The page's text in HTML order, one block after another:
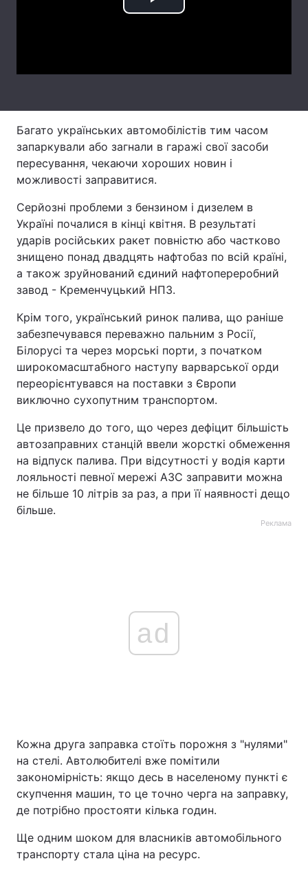
Здоров'я Туризм
Цікавинки Погода
Екологія
Лонгріди
Відео з Youtube Статті
Інтерв'ю Думки
Контакти
Послуги
Тема оформлення
Play
Багато українських автомобілістів тим часом
запаркували або загнали в гаражі свої засоби
пересування, чекаючи хороших новин і
можливості заправитися.
Серйозні проблеми з бензином і дизелем в
Україні почалися в кінці квітня. В результаті
ударів російських ракет повністю або частково
знищено понад двадцять нафтобаз по всій країні,
а також зруйнований єдиний нафтопереробний
завод - Кременчуцький НПЗ.
Крім того, український ринок палива, що раніше
забезпечувався переважно пальним з Росії,
Білорусі та через морські порти, з початком
широкомасштабного наступу варварської орди
переорієнтувався на поставки з Європи
виключно сухопутним транспортом.
Це призвело до того, що через дефіцит більшість
автозаправних станцій ввели жорсткі обмеження
на відпуск палива. При відсутності у водія карти
лояльності певної мережі АЗС заправити можна
не більше 10 літрів за раз, а при її наявності дещо
більше.
Реклама
ad
Кожна друга заправка стоїть порожня з "нулями"
на стелі. Автолюбителі вже помітили
закономірність: якщо десь в населеному пункті є
скупчення машин, то це точно черга на заправку,
де потрібно простояти кілька годин.
Ще одним шоком для власників автомобільного
транспорту стала ціна на ресурс.